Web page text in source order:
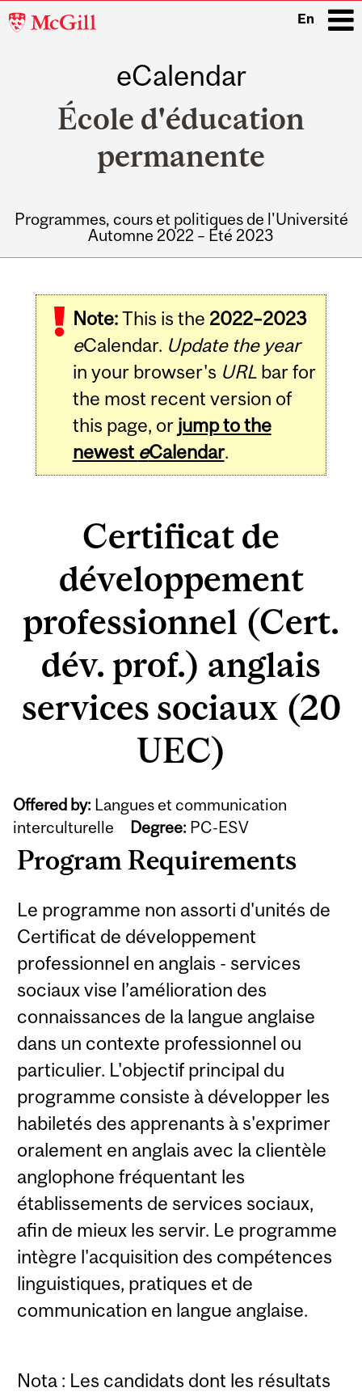
McGill
En
eCalendar
École d'éducation
permanente
Programmes, cours et politiques de l'Université
Automne 2022 – Été 2023
Note:This is the 2022–2023
eCalendar. Update the year
in your browser's URLbar for
the most recent version of
this page, or jump to the
newest eCalendar.
Certificat de
développement
professionnel (Cert.
dév. prof.) anglais
services sociaux (20
UEC)
Offered by: Langues et communication
interculturelle Degree: PC-ESV
Program Requirements
Le programme non assorti d'unités de
Certificat de développement
professionnel en anglais - services
sociaux vise l’amélioration des
connaissances de la langue anglaise
dans un contexte professionnel ou
particulier. L'objectif principal du
programme consiste à développer les
habiletés des apprenants à s'exprimer
oralement en anglais avec la clientèle
anglophone fréquentant les
établissements de services sociaux,
afin de mieux les servir. Le programme
intègre l'acquisition des compétences
linguistiques, pratiques et de
communication en langue anglaise.
Nota : Les candidats dont les résultats